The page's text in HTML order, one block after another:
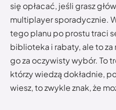
się opłacać, jeśli grasz
multiplayer sporadycznie.
tego planu po prostu traci
biblioteka i rabaty, ale to za
go za oczywisty wybór. To
którzy wiedzą dokładnie,
wiesz, to zwykle znak, że